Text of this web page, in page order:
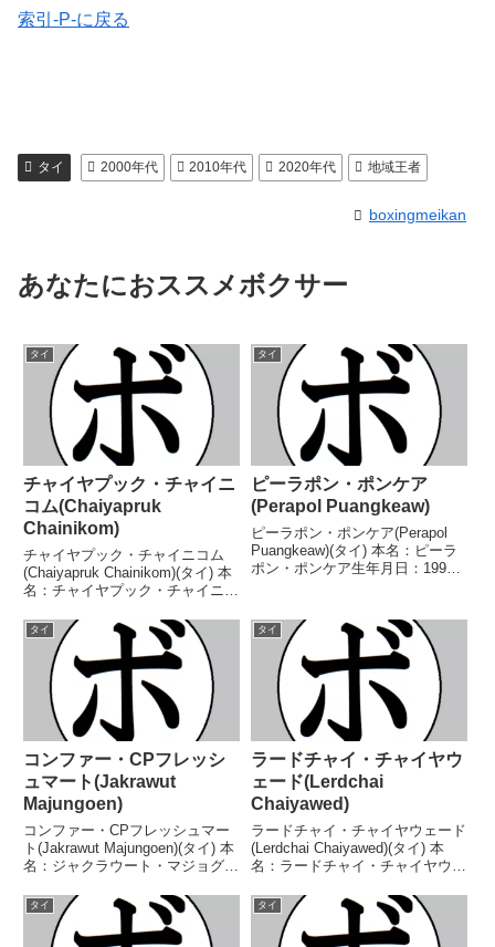
索引-P-に戻る
タイ 2000年代 2010年代 2020年代 地域王者
boxingmeikan
あなたにおススメボクサー
タイ
チャイヤプック・チャイニ
コム(Chaiyapruk
Chainikom)
チャイヤプック・チャイニコム
(Chaiyapruk Chainikom)(タイ) 本
名：チャイヤプック・チャイニコ
籍：タイ戦績：17戦13勝(7KO)4
敗 【獲得タイトル】なし 【戦
歴】2021/06/06 ...
タイ
ピーラポン・ポンケア
(Perapol Puangkeaw)
ピーラポン・ポンケア(Perapol
Puangkeaw)(タイ) 本名：ピーラ
ポン・ポンケア生年月日：1999
し 【戦歴】2024/04/11
○3RTKO スロン・ブ...
タイ
コンファー・CPフレッシ
ュマート(Jakrawut
Majungoen)
コンファー・CPフレッシュマー
ト(Jakrawut Majungoen)(タイ) 本
名：ジャクラウート・マジョグエ
籍：タイ戦績：63戦53勝(29KO)8
敗2分 【獲得タイトル】WBCラ
イトフライ級ユース王座...
タイ
ラードチャイ・チャイヤウ
ェード(Lerdchai
Chaiyawed)
ラードチャイ・チャイヤウェード
(Lerdchai Chaiyawed)(タイ) 本
名：ラードチャイ・チャイヤウェ
籍：タイ戦績：36戦19勝
(13KO)17敗 【獲得タイトル】な
し 【戦歴】2017/12/1...
タイ タイ